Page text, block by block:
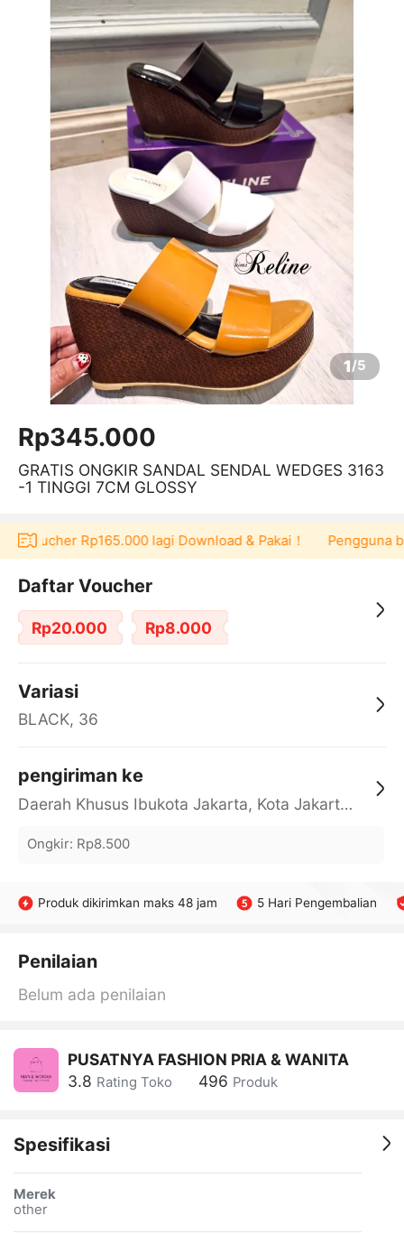
1/5
Rp345.000
GRATIS ONGKIR SANDAL SENDAL WEDGES 3163
-1 TINGGI 7CM GLOSSY
Rp165.000 lagi Download & Pakai！ Pengguna
Daftar Voucher
Rp20.000 Rp8.000
Variasi
BLACK, 36
pengiriman ke
Daerah Khusus Ibukota Jakarta, Kota Jakarta Barat, Cengkareng, yy
Ongkir: Rp8.500
Produk dikirimkan maks 48 jam 5 Hari Pengembalian
Penilaian
Belum ada penilaian
PUSATNYA FASHION PRIA & WANITA
3.8 Rating Toko 496 Produk
Spesifikasi
Merek
other